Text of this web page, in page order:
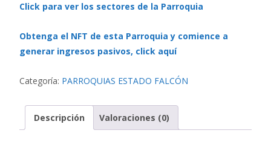
Click para ver los sectores de la Parroquia
Obtenga el NFT de esta Parroquia y comience a
generar ingresos pasivos, click aquí
Categoría: PARROQUIAS ESTADO FALCÓN
Descripción Valoraciones (0)